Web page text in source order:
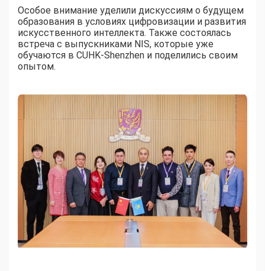
Особое внимание уделили дискуссиям о будущем
образования в условиях цифровизации и развития
искусственного интеллекта. Также состоялась
встреча с выпускниками NIS, которые уже
обучаются в CUHK-Shenzhen и поделились своим
опытом.